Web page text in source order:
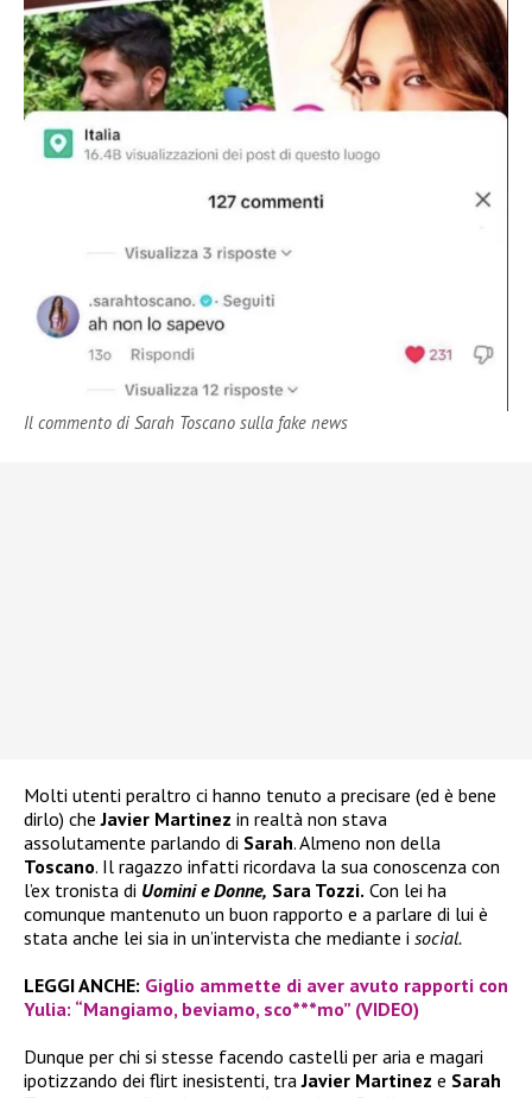
Il commento di Sarah Toscano sulla fake news
Molti utenti peraltro ci hanno tenuto a precisare (ed è bene
dirlo) cheJavier Martinez in realtà non stava
assolutamente parlando di Sarah. Almeno non della
Toscano. Il ragazzo infatti ricordava la sua conoscenza con
l’ex tronista di Uomini e Donne, Sara Tozzi. Con lei ha
comunque mantenuto un buon rapporto e a parlare di lui è
stata anche lei sia in un’intervista che mediante i social.
LEGGI ANCHE: Giglio ammette di aver avuto rapporti con
Yulia: “Mangiamo, beviamo, sco***mo” (VIDEO)
Dunque per chi si stesse facendo castelli per aria e magari
ipotizzando dei flirt inesistenti, traJavier Martinez e Sarah